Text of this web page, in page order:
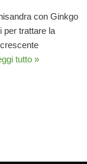
con Ginkgo
per trattare la
tutto »